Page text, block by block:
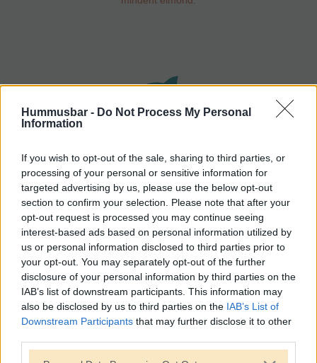
Hummusbar - Do Not Process My Personal
Information
If you wish to opt-out of the sale, sharing to third parties, or
processing of your personal or sensitive information for
targeted advertising by us, please use the below opt-out
section to confirm your selection. Please note that after your
opt-out request is processed you may continue seeing
interest-based ads based on personal information utilized by
us or personal information disclosed to third parties prior to
your opt-out. You may separately opt-out of the further
disclosure of your personal information by third parties on the
IAB’s list of downstream participants. This information may
also be disclosed by us to third parties on the IAB’s List of
Downstream Participants that may further disclose it to other